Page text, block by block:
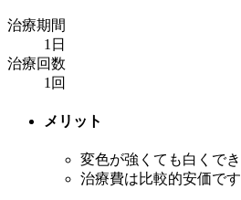
治療期間
1日
治療回数
1回
メリット
変色が強くても白くで
治療費は比較的安価です